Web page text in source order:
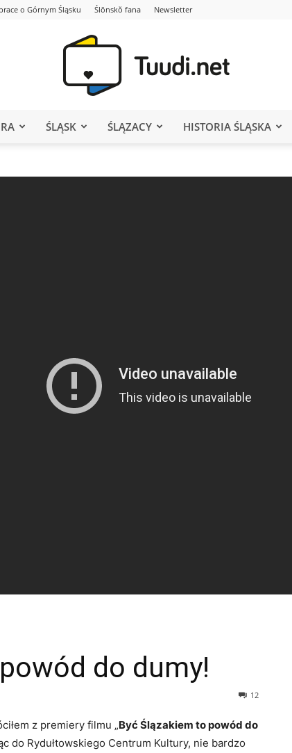
o Górnym Śląsku Ślōnskŏ fana Newsletter
ŚLĄSK ŚLĄZACY HISTORIA ŚLĄSKA
do dumy!
12
z premiery filmu „Być Ślązakiem to powód do
do Rydułtowskiego Centrum Kultury, nie bardzo